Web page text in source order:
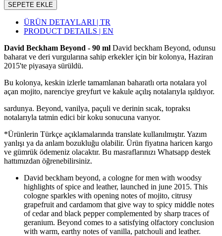
SEPETE EKLE
ÜRÜN DETAYLARI | TR
PRODUCT DETAILS | EN
David Beckham Beyond - 90 ml David beckham Beyond, odunsu
baharat ve deri vurgularına sahip erkekler için bir kolonya, Haziran
2015'te piyasaya sürüldü.
Bu kolonya, keskin izlerle tamamlanan baharatlı orta notalara yol
açan mojito, narenciye greyfurt ve kakule açılış notalarıyla ışıldıyor.
sardunya. Beyond, vanilya, paçuli ve derinin sıcak, topraksı
notalarıyla tatmin edici bir koku sonucuna varıyor.
*Ürünlerin Türkçe açıklamalarında translate kullanılmıştır. Yazım
yanlışı ya da anlam bozukluğu olabilir. Ürün fiyatına haricen kargo
ve gümrük ödemeniz olacaktır. Bu masraflarınızı Whatsapp destek
hattımızdan öğrenebilirsiniz.
David beckham beyond, a cologne for men with woodsy
highlights of spice and leather, launched in june 2015. This
cologne sparkles with opening notes of mojito, citrusy
grapefruit and cardamom that give way to spicy middle notes
of cedar and black pepper complemented by sharp traces of
geranium. Beyond comes to a satisfying olfactory conclusion
with warm, earthy notes of vanilla, patchouli and leather.